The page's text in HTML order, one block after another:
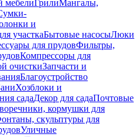
мебелиГрилиМангалы,
и
участкаБытовые насосыЛюки
для прудовФильтры,
Компрессоры для
очисткиЗапчасти и
Благоустройство
Хозблоки и
садаДекор для садаПочтовые
кормушки для
скульптуры для
Уличные